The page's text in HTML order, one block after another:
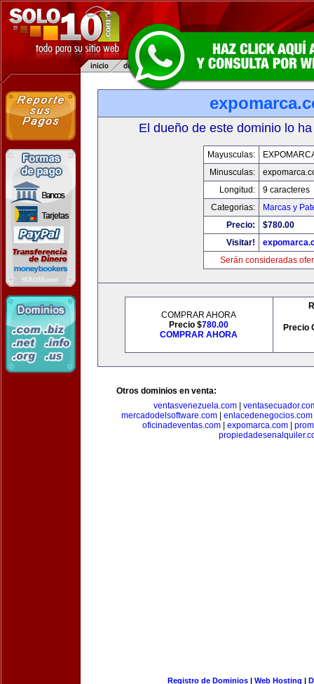
El dueño de este dominio lo
Mayusculas:
Minusculas:
Longitud:
9 caracteres
Categorias:
Marcas y
Precio:
$780.00
Visitar!
Serán consideradas
COMPRAR AHORA
Precio $780.00
COMPRAR AHORA
Precio
Otros dominios en venta:
ventasvenezuela.com|
mercadodelsoftware.com
enlacedenegocios.com
oficinadeventas.com
expomarca.com
Registro de Dominios| Web Hosting |